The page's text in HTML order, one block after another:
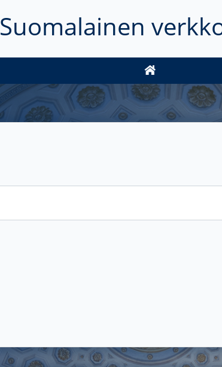
Suomalainen